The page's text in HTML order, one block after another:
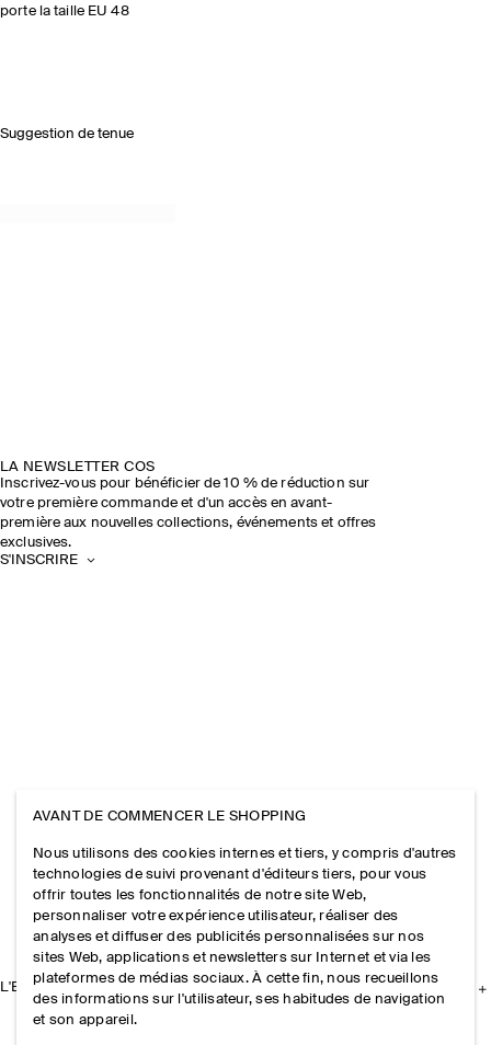
porte la taille EU 48
Suggestion de tenue
LA NEWSLETTER COS
Inscrivez-vous pour bénéficier de 10 % de réduction sur
votre première commande et d'un accès en avant-
première aux nouvelles collections, événements et offres
exclusives.
S'INSCRIRE
L'ENTREPRISE
AVANT DE COMMENCER LE SHOPPING
Nous utilisons des cookies internes et tiers, y compris d'autres
technologies de suivi provenant d'éditeurs tiers, pour vous
offrir toutes les fonctionnalités de notre site Web,
personnaliser votre expérience utilisateur, réaliser des
analyses et diffuser des publicités personnalisées sur nos
sites Web, applications et newsletters sur Internet et via les
plateformes de médias sociaux. À cette fin, nous recueillons
des informations sur l'utilisateur, ses habitudes de navigation
et son appareil.